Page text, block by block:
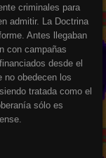
criminales para
admitir. La Doctrina
Antes llegaban
con campañas
desde el
no obedecen los
tratada como el
sólo es